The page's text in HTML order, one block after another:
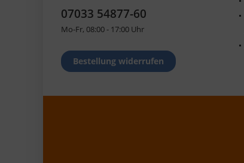
07033 54877-60
Mo-Fr, 08:00 - 17:00 Uhr
Bestellung widerrufen